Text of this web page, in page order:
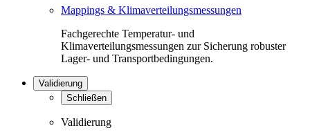
Mappings & Klimaverteilungsmessungen
Fachgerechte Temperatur- und
Klimaverteilungsmessungen zur Sicherung robuster
Lager- und Transportbedingungen.
Validierung
Schließen
Validierung